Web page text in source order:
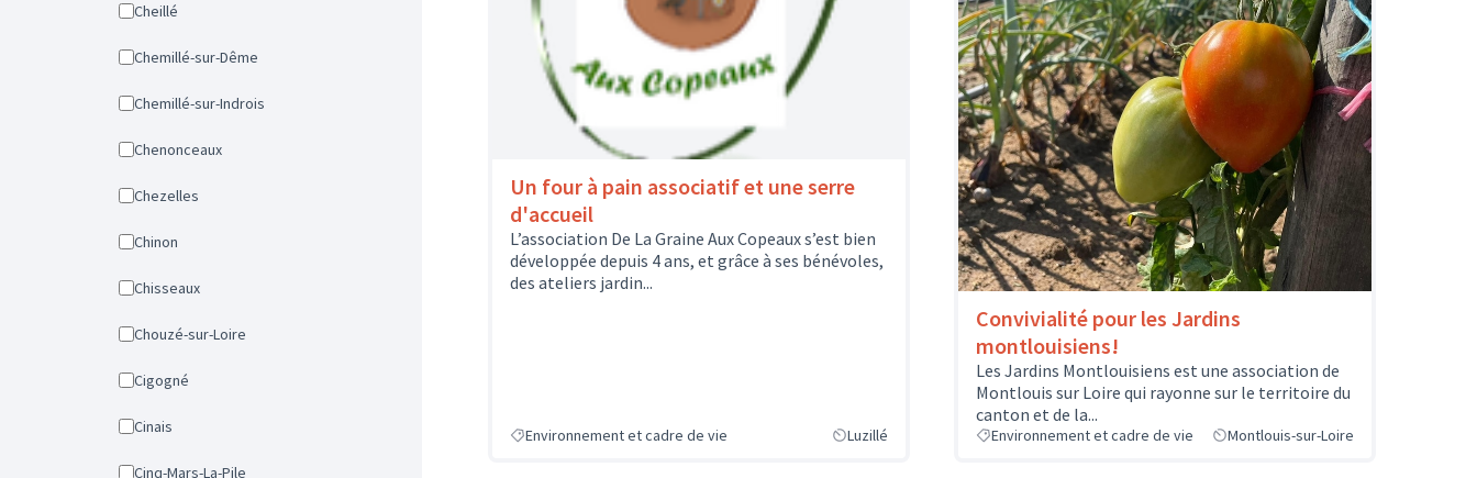
Cheillé
Chemillé-sur-Dême
Chemillé-sur-Indrois
Chenonceaux
Chezelles
Chinon
Chisseaux
Chouzé-sur-Loire
Cigogné
Cinais
Cinq-Mars-La-Pile
Un four à pain associatif et une serre
d'accueil
L’association De La Graine Aux Copeaux s’est bien
développée depuis 4 ans, et grâce à ses bénévoles,
des ateliers jardin...
Environnement et cadre de vie Luzillé
Convivialité pour les Jardins
montlouisiens!
Les Jardins Montlouisiens est une association de
Montlouis sur Loire qui rayonne sur le territoire du
canton et de la...
Environnement et cadre de vie Montlouis-sur-Loire